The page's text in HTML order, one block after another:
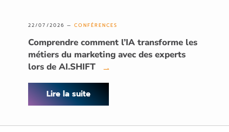
22/07/2026 —CONFÉRENCES
Comprendre comment l’IA transforme les
métiers du marketing avec des experts
lors de AI.SHIFT
→
Lire la suite